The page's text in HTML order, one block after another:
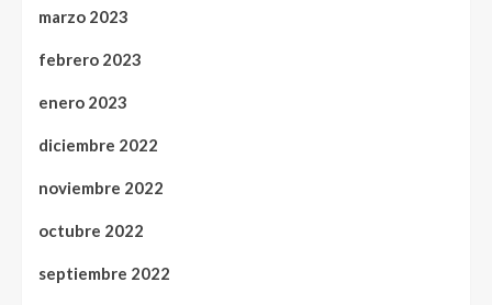
marzo 2023
febrero 2023
enero 2023
diciembre 2022
noviembre 2022
octubre 2022
septiembre 2022